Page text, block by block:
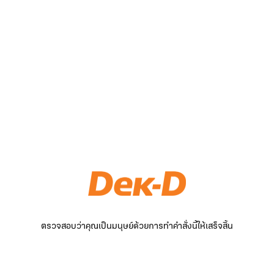
ตรวจสอบว่าคุณเป็นมนุษย์ด้วยการทำคำสั่งนี้ให้เสร็จสิ้น